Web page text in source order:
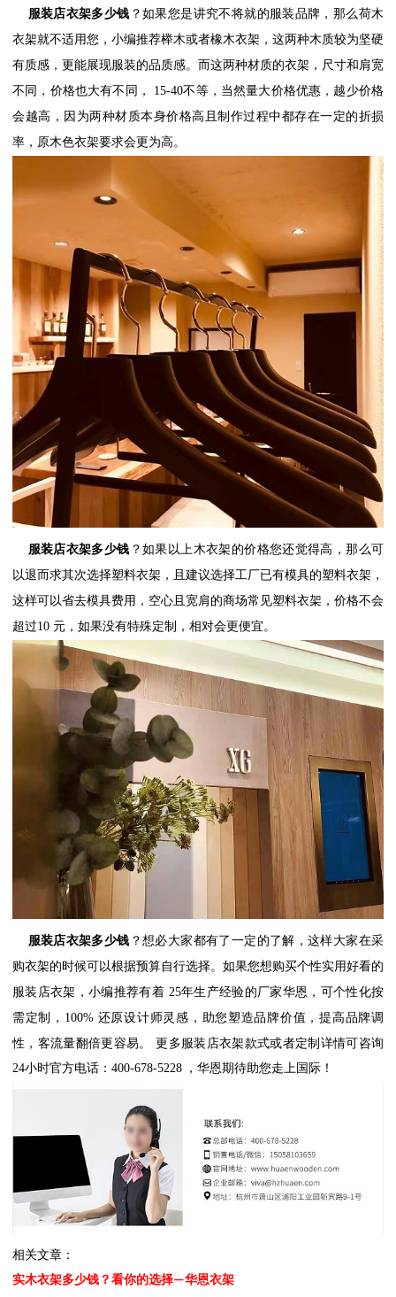
服装店衣架多少钱 ？如果您是讲究不将就的服装品牌，那么荷木
衣架就不适用您，小编推荐榉木或者橡木衣架，这两种木质较为坚硬
有质感，更能展现服装的品质感。而这两种材质的衣架，尺寸和肩宽
不同，价格也大有不同，
15-40不等，当然量大价格优惠，越少价格
会越高，因为两种材质本身价格高且制作过程中都存在一定的折损
率，原木色衣架要求会更为高。
服装店衣架多少钱 ？如果以上木衣架的价格您还觉得高，那么可
以退而求其次选择塑料衣架，且建议选择工厂已有模具的塑料衣架，
这样可以省去模具费用，空心且宽肩的商场常见塑料衣架，价格不会
超过10 元，如果没有特殊定制，相对会更便宜。
服装店衣架多少钱 ？想必大家都有了一定的了解，这样大家在采
购衣架的时候可以根据预算自行选择。如果您想购买个性实用好看的
服装店衣架，小编推荐有着 25年生产经验的厂家华恩，可个性化按
需定制， 100% 还原设计师灵感，助您塑造品牌价值，提高品牌调
性，客流量翻倍更容易。
更多服装店衣架款式或者定制详情可咨询
24小时官方电话： 400-678-5228 ，华恩期待助您走上国际！
相关文章：
实木衣架多少钱？看你的选择—华恩衣架